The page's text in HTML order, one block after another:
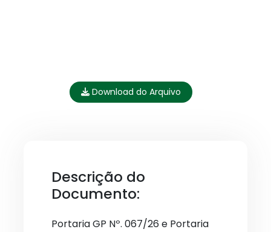
Download do Arquivo
Descrição do
Documento:
Portaria GP Nº. 067/26 e Portaria